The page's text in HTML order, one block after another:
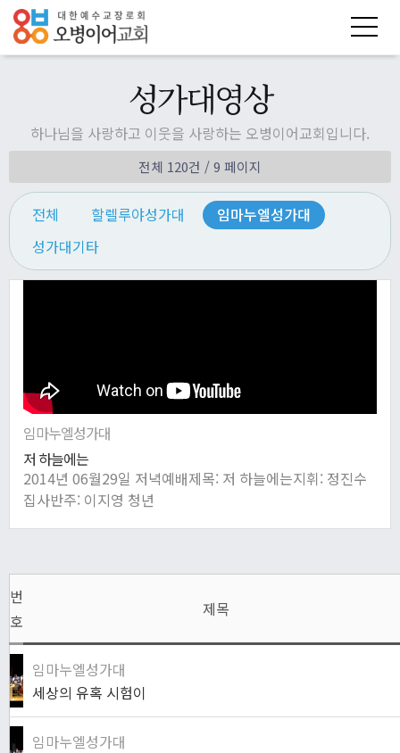
성가대영상
하나님을 사랑하고 이웃을 사랑하는 오병이어교회입니다.
전체 120건 / 9 페이지
전체 할렐루야성가대
임마누엘성가대
성가대기타
임마누엘성가대
저 하늘에는
2014년 06월29일 저녁예배제목: 저 하늘에는지휘: 정진수
집사반주: 이지영 청년
번
호
제목
임마누엘성가대
세상의 유혹 시험이
임마누엘성가대